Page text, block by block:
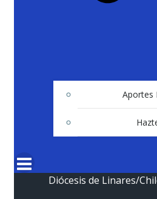
Aportes
Diócesis de Linares/